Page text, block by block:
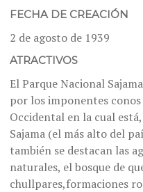
FECHA DE CREACIÓN
2 de agosto de 1939
ATRACTIVOS
El Parque Nacional
por los imponentes
Occidental en la cual
Sajama (el más alto del
también se destacan las
naturales, el bosque de
chullpares,formaciones